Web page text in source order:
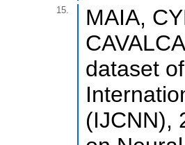
15.
MAIA,
dataset
(IJCNN),